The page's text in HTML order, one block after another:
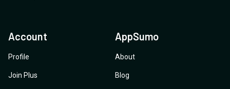
Account
Profile
Join Plus
AppSumo
About
Blog